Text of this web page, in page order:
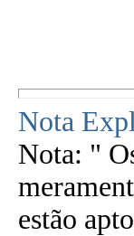
Nota
Nota: "
estão